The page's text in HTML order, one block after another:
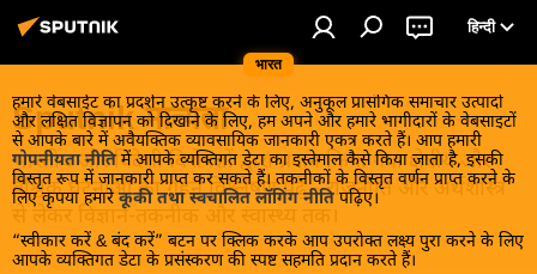
भारत
हिन्दी
हमारे वेबसाईट का प्रदर्शन उत्कृष्ट करने के लिए, अनुकूल प्रासंगिक समाचार उत्पादों
और लक्षित विज्ञापन को दिखाने के लिए, हम अपने और हमारे भागीदारों के वेबसाइटों
से आपके बारे में अवैयक्तिक व्यावसायिक जानकारी एकत्र करते हैं। आप हमारी
गोपनीयता नीति में आपके व्यक्तिगत डेटा का इस्तेमाल कैसे किया जाता है, इसकी
विस्तृत रूप में जानकारी प्राप्त कर सकते हैं। तकनीकों के विस्तृत वर्णन प्राप्त करने के
लिए कृपया हमारे कूकी तथा स्वचालित लॉगिंग नीति पढ़िए।
“स्वीकार करें & बंद करें” बटन पर क्लिक करके आप उपरोक्त लक्ष्य पुरा करने के लिए
आपके व्यक्तिगत डेटा के प्रसंस्करण की स्पष्ट सहमति प्रदान करते हैं।
Sputnik मान्यता
भारतीय और विदेशी विशेषज्ञों द्वारा प्रदान किया गया क्षेत्रीय और
वैश्विक घटनाओं का गहन विश्लेषण पढ़ें - राजनीति और अर्थशास्त्र
से लेकर विज्ञान-तकनीक और स्वास्थ्य तक।